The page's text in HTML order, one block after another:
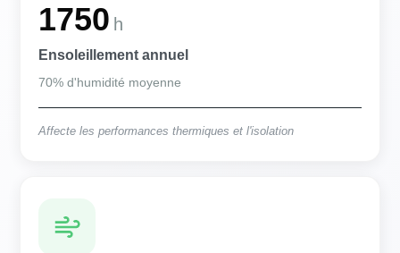
1750 h
Ensoleillement annuel
70% d'humidité moyenne
Affecte les performances thermiques et l'isolation